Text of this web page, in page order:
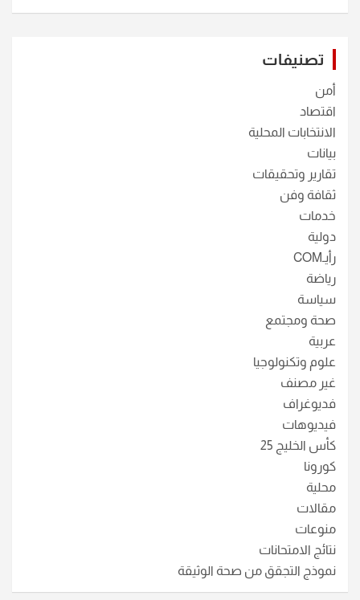
تصنيفات
أمن
اقتصاد
الانتخابات المحلية
بيانات
تقارير وتحقيقات
ثقافة وفن
خدمات
دولية
رأيـCOM
رياضة
سياسة
صحة ومجتمع
عربية
علوم وتكنولوجيا
غير مصنف
فديوغراف
فيديوهات
كأس الخليج 25
كورونا
محلية
مقالات
منوعات
نتائج الامتحانات
نموذج التجقق من صحة الوثيقة